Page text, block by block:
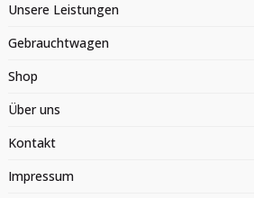
Unsere Leistungen
Gebrauchtwagen
Shop
Über uns
Kontakt
Impressum